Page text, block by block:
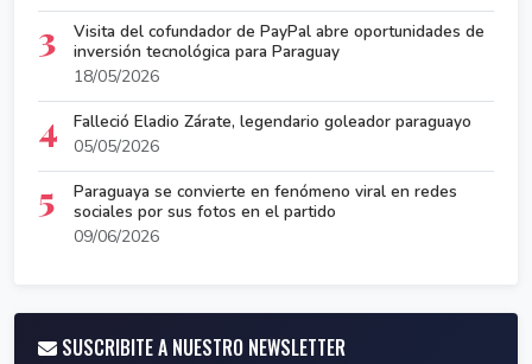
3
Visita del cofundador de PayPal abre oportunidades de
inversión tecnológica para Paraguay
18/05/2026
4
Falleció Eladio Zárate, legendario goleador paraguayo
05/05/2026
5
Paraguaya se convierte en fenómeno viral en redes
sociales por sus fotos en el partido
09/06/2026
SUSCRIBITE A NUESTRO NEWSLETTER